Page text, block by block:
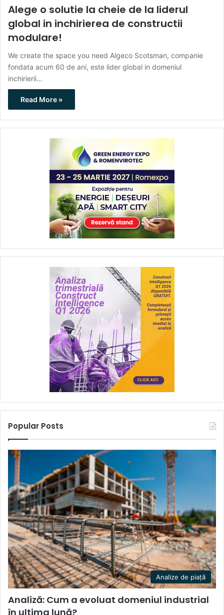
Alege o solutie la cheie de la liderul
global in inchirierea de constructii
modulare!
We create the space you need Algeco Scotsman, companie
fondata acum 60 de ani, este lider global in domeniul
inchirierii…
Read More »
Popular Posts
Analize de piață
Analiză: Cum a evoluat domeniul industrial
în ultima lună?